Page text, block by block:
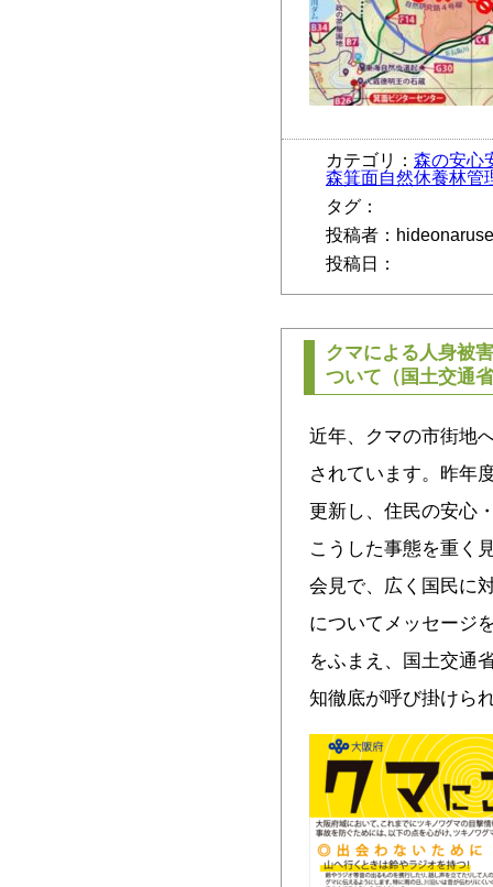
カテゴリ： 森の安心
森箕面自然休養林管
タグ：
投稿者：hideonaruse
投稿日：
クマによる人身被
ついて（国土交通
近年、クマの市街地
されています。昨年
更新し、住民の安心
こうした事態を重く
会見で、広く国民に
についてメッセージ
をふまえ、国土交通
知徹底が呼び掛けら